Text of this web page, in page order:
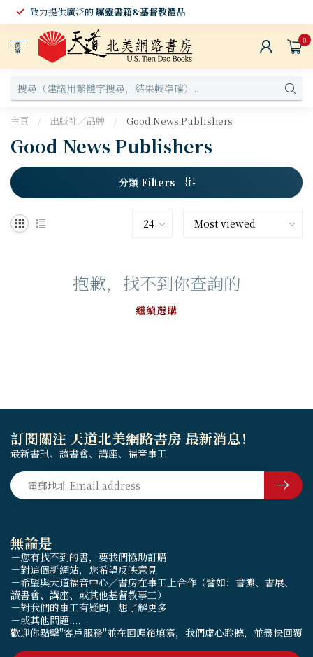
致力提供廣泛的屬靈書籍&基督教禮品
選
單
0
主頁 / 出版社／品牌 / Good News Publishers
Good News Publishers
分類 Filters
抱歉，找不到你查詢的
繼續選購
無論是
－您有找不到的書，要我們協助訂購
－對這個新網站，您希望反映意見
－希望與天道福音中心／書房在事工上合作（譬如：書攤、書展、
讀書會、講座、或其他基督教事工）
－對我們的事工有疑問，想了解更多
－或其他問題......
歡迎你點擊"客戶服務"並在回應箱填寫，我們虛心聆聽，並盡快回覆
訂閱關注 天道北美網路書房 最新消息！
最新書訊、讀書會、講座、福音事工